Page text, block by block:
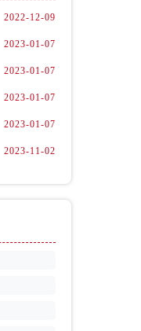
2022-12-09
2023-01-07
2023-01-07
2023-01-07
2023-01-07
2023-11-02